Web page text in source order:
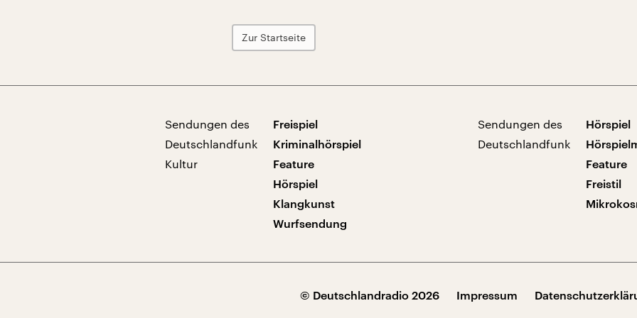
Zur Startseite
Sendungen des
Deutschlandfunk
Kultur
Freispiel
Kriminalhörspiel
Feature
Hörspiel
Klangkunst
Wurfsendung
Sendungen des
Deutschlandfunk
Hörspiel
Feature
Freistil
© Deutschlandradio 2026 Impressum